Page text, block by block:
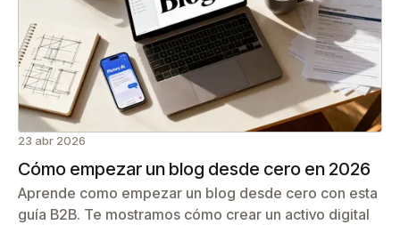
23 abr 2026
Cómo empezar un blog desde cero en 2026
Aprende como empezar un blog desde cero con esta
guía B2B. Te mostramos cómo crear un activo digital